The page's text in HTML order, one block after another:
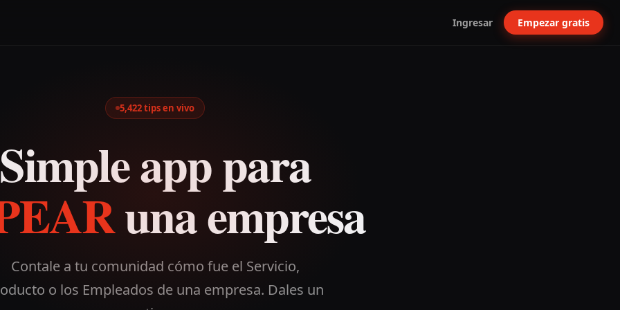
Ingresar Empezar gratis
5,422tips en vivo
Simple app para
una empresa
Contale a tu comunidad cómo fue el Servicio,
o los Empleados de una empresa. Dales un